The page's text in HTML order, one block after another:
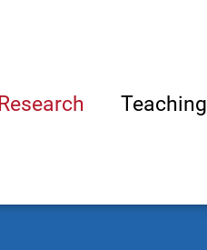
Research Teaching